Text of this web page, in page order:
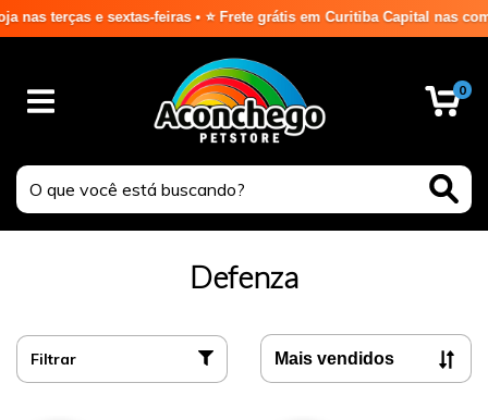
e sextas-feiras • ⭐ Frete grátis em Curitiba Capital nas
0
Defenza
Filtrar